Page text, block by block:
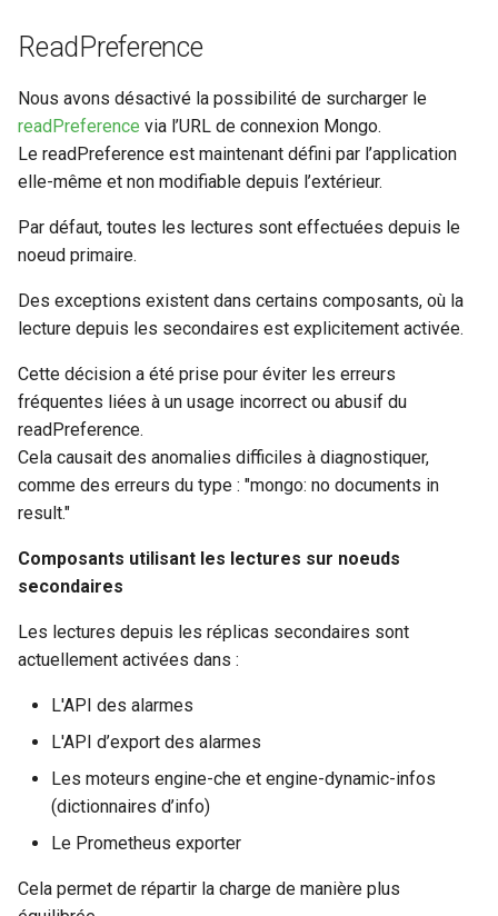
ReadPreference
Nous avons désactivé la possibilité de surcharger le
readPreference via l’URL de connexion Mongo.
Le readPreference est maintenant défini par l’application
elle-même et non modifiable depuis l’extérieur.
Par défaut, toutes les lectures sont effectuées depuis le
noeud primaire.
Des exceptions existent dans certains composants, où la
lecture depuis les secondaires est explicitement activée.
Cette décision a été prise pour éviter les erreurs
fréquentes liées à un usage incorrect ou abusif du
readPreference.
Cela causait des anomalies difficiles à diagnostiquer,
comme des erreurs du type : "mongo: no documents in
result."
Composants utilisant les lectures sur noeuds
secondaires
Les lectures depuis les réplicas secondaires sont
actuellement activées dans :
L'API des alarmes
L'API d’export des alarmes
Les moteurs engine-che et engine-dynamic-infos
(dictionnaires d’info)
Le Prometheus exporter
Cela permet de répartir la charge de manière plus